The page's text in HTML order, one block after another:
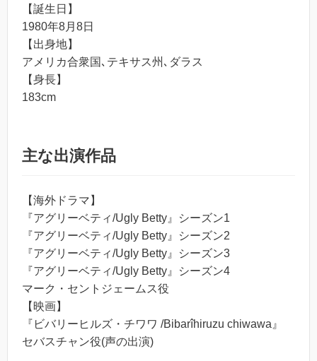
【誕生日】
1980年8月8日
【出身地】
アメリカ合衆国､テキサス州､ダラス
【身長】
183cm
主な出演作品
【海外ドラマ】
『アグリーベティ/Ugly Betty』シーズン1
『アグリーベティ/Ugly Betty』シーズン2
『アグリーベティ/Ugly Betty』シーズン3
『アグリーベティ/Ugly Betty』シーズン4
マーク・セントジェームス役
【映画】
『ビバリーヒルズ・チワワ /Bibarîhiruzu chiwawa』
セバスチャン役(声の出演)